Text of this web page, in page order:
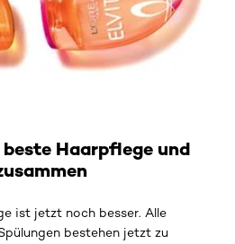
Haarpflege und
ist jetzt noch besser. Alle
bestehen jetzt zu